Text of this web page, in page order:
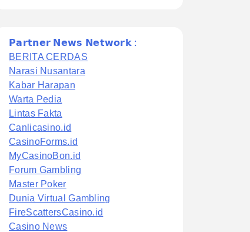
𝗣𝗮𝗿𝘁𝗻𝗲𝗿 𝗡𝗲𝘄𝘀 𝗡𝗲𝘁𝘄𝗼𝗿𝗸 :
BERITA CERDAS
Narasi Nusantara
Kabar Harapan
Warta Pedia
Lintas Fakta
Canlicasino.id
CasinoForms.id
MyCasinoBon.id
Forum Gambling
Master Poker
Dunia Virtual Gambling
FireScattersCasino.id
Casino News